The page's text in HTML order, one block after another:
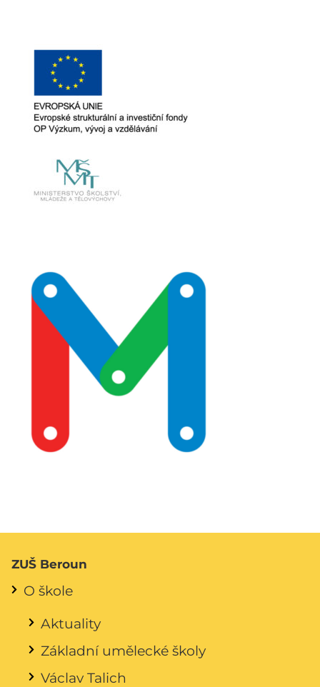
ZUŠ Beroun
O škole
Aktuality
Základní umělecké školy
Václav Talich